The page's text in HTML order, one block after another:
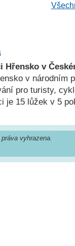
Hřensko v
v národním
pro turisty,
je 15 lůžek v 5
vyhrazena.